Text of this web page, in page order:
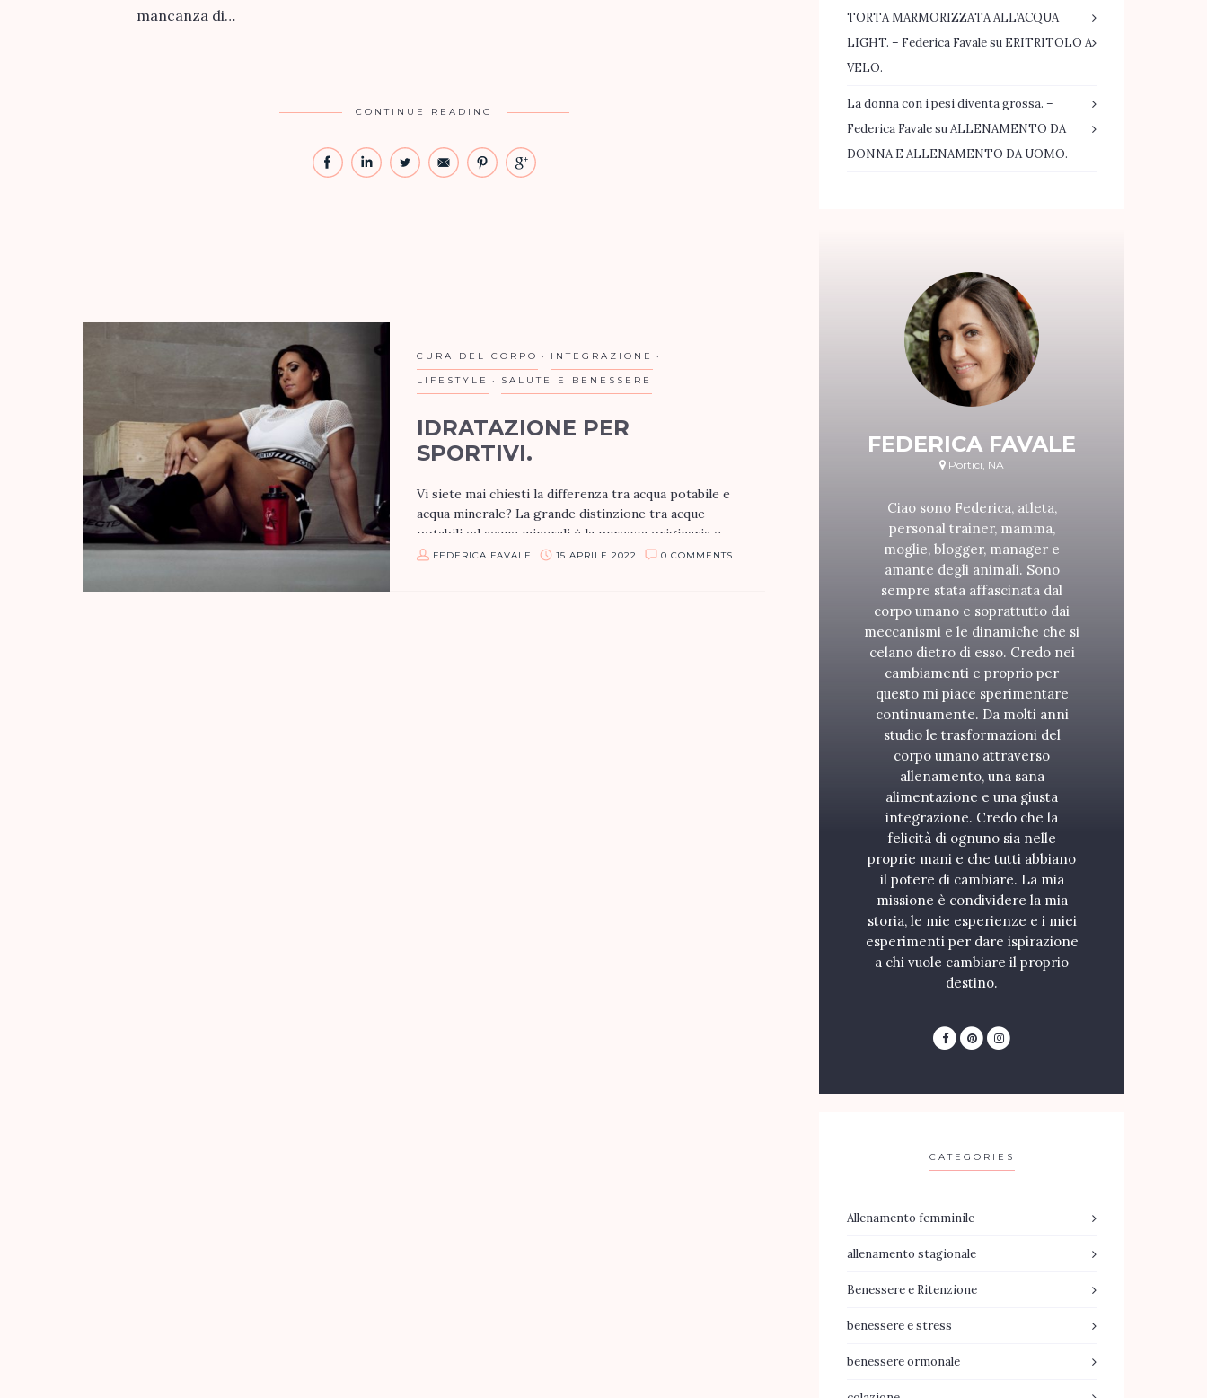
mancanza di…
CONTINUE READING
CURA DEL CORPO INTEGRAZIONE
LIFESTYLE SALUTE E BENESSERE
IDRATAZIONE PER
SPORTIVI.
Vi siete mai chiesti la differenza tra acqua potabile e
acqua minerale? La grande distinzione tra acque
potabili ed acque minerali è la purezza originaria e
che sulle acque…
FEDERICA FAVALE 15 APRILE 2022 0 COMMENTS
TORTA MARMORIZZATA ALL’ACQUA
LIGHT. – Federica Favalesu ERITRITOLO A
VELO.
La donna con i pesi diventa grossa. –
Federica FavalesuALLENAMENTO DA
DONNA E ALLENAMENTO DA UOMO.
FEDERICA FAVALE
Portici, NA
Ciao sono Federica, atleta,
personal trainer, mamma,
moglie, blogger, manager e
amante degli animali. Sono
sempre stata affascinata dal
corpo umano e soprattutto dai
meccanismi e le dinamiche che si
celano dietro di esso. Credo nei
cambiamenti e proprio per
questo mi piace sperimentare
continuamente. Da molti anni
studio le trasformazioni del
corpo umano attraverso
allenamento, una sana
alimentazione e una giusta
integrazione. Credo che la
felicità di ognuno sia nelle
proprie mani e che tutti abbiano
il potere di cambiare. La mia
missione è condividere la mia
storia, le mie esperienze e i miei
esperimenti per dare ispirazione
a chi vuole cambiare il proprio
destino.
CATEGORIES
Allenamento femminile
allenamento stagionale
Benessere e Ritenzione
benessere e stress
benessere ormonale